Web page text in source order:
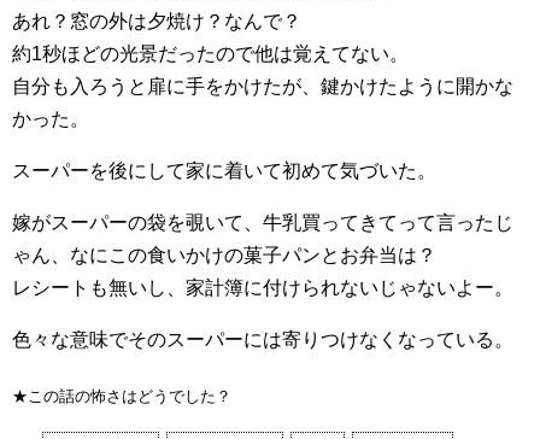
あれ？窓の外は夕焼け？なんで？
約1秒ほどの光景だったので他は覚えてない。
自分も入ろうと扉に手をかけたが、鍵かけたように開かな
かった。
スーパーを後にして家に着いて初めて気づいた。
嫁がスーパーの袋を覗いて、牛乳買ってきてって言ったじ
ゃん、なにこの食いかけの菓子パンとお弁当は？
レシートも無いし、家計簿に付けられないじゃないよー。
色々な意味でそのスーパーには寄りつけなくなっている。
★この話の怖さはどうでした？